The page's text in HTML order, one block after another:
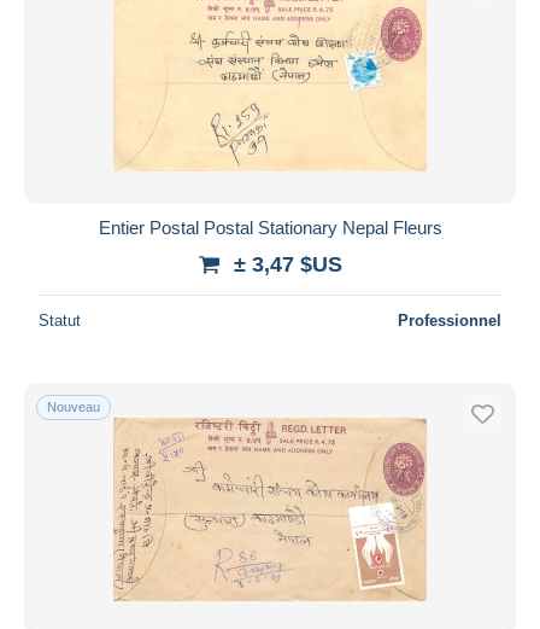
Entier Postal Postal Stationary Nepal Fleurs
± 3,47 $US
Statut Professionnel
Nouveau